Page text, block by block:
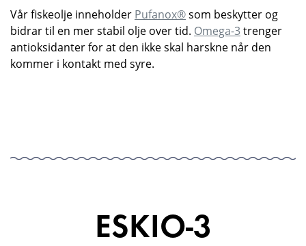
Vår fiskeolje inneholder Pufanox®som beskytter og
bidrar til en mer stabil olje over tid. Omega-3trenger
antioksidanter for at den ikke skal harskne når den
kommer i kontakt med syre.
ESKIO-3